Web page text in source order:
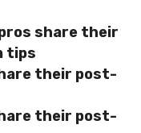
share their
tips
their post-
their post-